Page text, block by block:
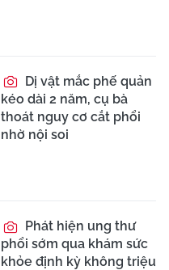
Nam thanh niên 18
tuổi thoát cửa tử nhờ
được mổ sau 10 phút
đến viện
Người đàn ông
ngừng tuần hoàn thoát
cửa tử ngoạn mục